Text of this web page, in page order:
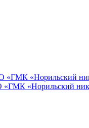
«ГМК «Норильский
«Норильский